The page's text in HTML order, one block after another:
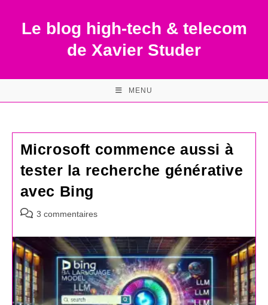
contentLe blog high-tech & telecom
de Xavier Studer
MENU
Microsoft commence aussi à
tester la recherche générative
avec Bing
Commentaires
la
publication :
3 commentaires